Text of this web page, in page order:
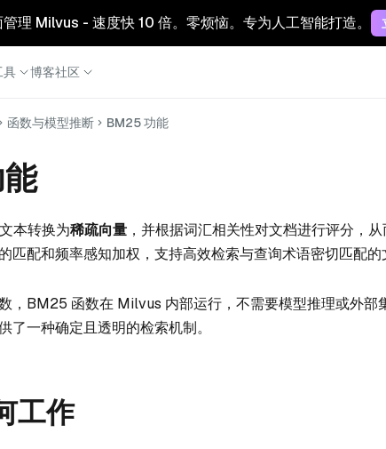
理 Milvus - 速度快 10 倍。零烦恼。专为人工智能打造。
具 博客社区
函数与模型推断 BM25 功能
本转换为稀疏向量 ，并根据词汇相关性对文档进行评分，
匹配和频率感知加权，支持高效检索与查询术语密切匹配
，BM25 函数在 Milvus 内部运行，不需要模型推理或外部
了一种确定且透明的检索机制。
工作